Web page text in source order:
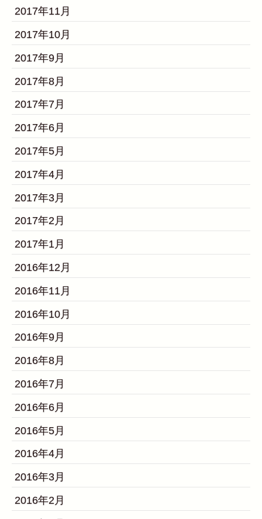
2017年11月
2017年10月
2017年9月
2017年8月
2017年7月
2017年6月
2017年5月
2017年4月
2017年3月
2017年2月
2017年1月
2016年12月
2016年11月
2016年10月
2016年9月
2016年8月
2016年7月
2016年6月
2016年5月
2016年4月
2016年3月
2016年2月